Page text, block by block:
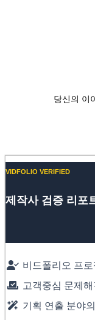
당신의 이
VIDFOLIO VERIFIED
제작사 검증 리포
비드폴리오 프
고객중심 문제
기획 연출 분야